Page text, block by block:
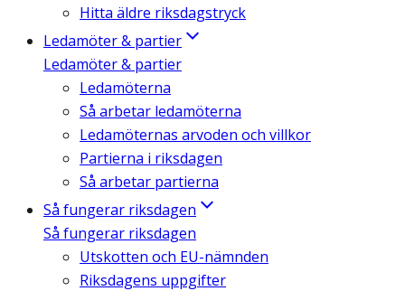
Hitta äldre riksdagstryck
Ledamöter & partier
Ledamöter & partier
Ledamöterna
Så arbetar ledamöterna
Ledamöternas arvoden och villkor
Partierna i riksdagen
Så arbetar partierna
Så fungerar riksdagen
Så fungerar riksdagen
Utskotten och EU-nämnden
Riksdagens uppgifter